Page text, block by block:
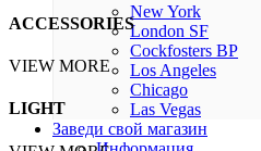
New York
London SF
Cockfosters BP
Los Angeles
Chicago
Las Vegas
Заведи свой магазин
ACCESSORIES
VIEW MORE
LIGHT